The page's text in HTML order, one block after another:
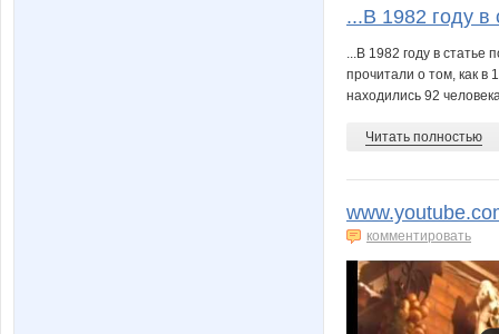
...В 1982 году в
...В 1982 году в
прочитали о том, как в
находились 92
Читать полностью
комментировать